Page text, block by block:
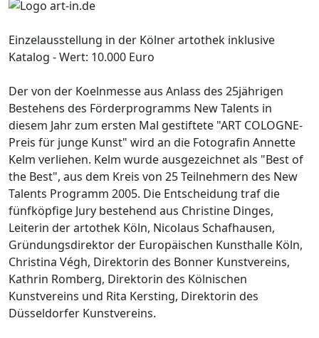
Einzelausstellung in der Kölner artothek inklusive
Katalog - Wert: 10.000 Euro
Der von der Koelnmesse aus Anlass des 25jährigen
Bestehens des Förderprogramms New Talents in
diesem Jahr zum ersten Mal gestiftete "ART COLOGNE-
Preis für junge Kunst" wird an die Fotografin Annette
Kelm verliehen. Kelm wurde ausgezeichnet als "Best of
the Best", aus dem Kreis von 25 Teilnehmern des New
Talents Programm 2005. Die Entscheidung traf die
fünfköpfige Jury bestehend aus Christine Dinges,
Leiterin der artothek Köln, Nicolaus Schafhausen,
Gründungsdirektor der Europäischen Kunsthalle Köln,
Christina Végh, Direktorin des Bonner Kunstvereins,
Kathrin Romberg, Direktorin des Kölnischen
Kunstvereins und Rita Kersting, Direktorin des
Düsseldorfer Kunstvereins.